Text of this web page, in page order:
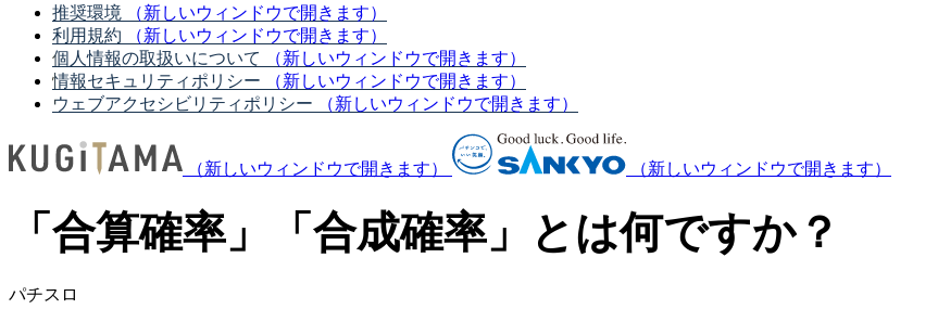
推奨環境
（新しいウィンドウで開きます）
利用規約
（新しいウィンドウで開きます）
個人情報の取扱いについて
（新しいウィンドウで開きます）
情報セキュリティポリシー
（新しいウィンドウで開きます）
ウェブアクセシビリティポリシー
（新しいウィンドウで開きます）
（新しいウィンドウで開きます） （新しいウィンドウで開きます）
「合算確率」「合成確率」とは何ですか？
パチスロ